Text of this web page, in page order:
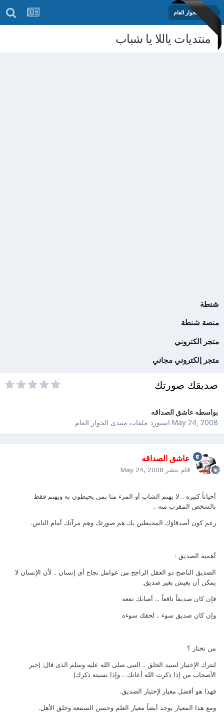
منتدى الحوار العام
منتديات ياللا يا شباب
شنطة
منصة شنطة
متجر الكتروني
متجر إلكتروني مجاني
صديقك صورتك
بواسطهعاشق الصداقه
May 24, 2008استورد ملفات منتدى الحوار العام
عاشق الصداقه
قام بنشر May 24, 2008
أحياناً كثيره .. لا يهتم الشاب أو المرء منا بمن يحيطون به ويهتم فقط
بالشخص المقرب منه ..
رغم كون أصدقاؤك المحيطين بك هم صورتك وهم مرآتك أمام الناس.
أهمية الصديق :
الصديق الناصح ذو العقل الراجح من عوامل نجاح أى إنسان .. لأن الإنسان لا
يمكن أن يعيش بغير صديق.
فإن كان صديقاً نافعاً ... أصابك نفعه
وإن كان صديق سوء .. لحقك سوءه
من تختار ؟
لنترك الإختيار لسيد الخلق .. النبى صلى الله عليه وسلم الذى قال: (خير
الأصحاب من إذا ذكرت الله أعانك .. وإذا نسيته ذكرك)
فهذا هو أفضل معيار لإختيار الصديق.
ومع هذا المعيار يوجد أيضاً معيار العلم وحسن السمعه وخلق الأهل.